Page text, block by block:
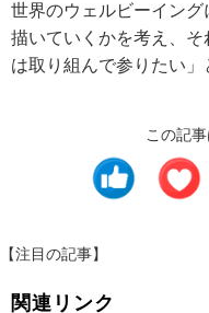
世界のウェルビーイン
描いていくかを考え、
は取り組んで参りたい」
この記
【注目の記事】
関連リンク